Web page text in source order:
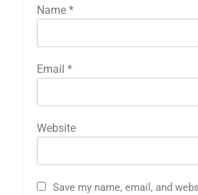
Name *
Email *
Website
Save my name, email, and